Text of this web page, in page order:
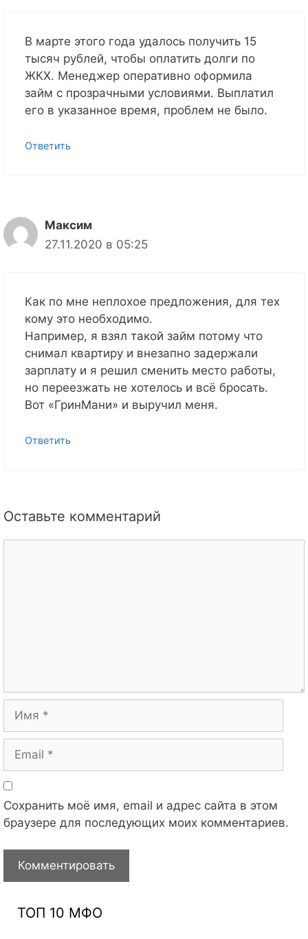
В марте этого года удалось получить 15
тысяч рублей, чтобы оплатить долги по
ЖКХ. Менеджер оперативно оформила
займ с прозрачными условиями. Выплатил
его в указанное время, проблем не было.
Ответить
Максим
27.11.2020 в 05:25
Как по мне неплохое предложения, для тех
кому это необходимо.
Например, я взял такой займ потому что
снимал квартиру и внезапно задержали
зарплату и я решил сменить место работы,
но переезжать не хотелось и всё бросать.
Вот «ГринМани» и выручил меня.
Ответить
Оставьте комментарий
Имя
Email
Сохранить моё имя, email и адрес сайта в этом
браузере для последующих моих комментариев.
ТОП 10 МФО